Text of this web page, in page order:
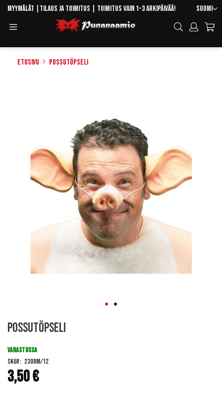
Skip
Content
Kieli
Suomi
Myymälät Tilaus ja toimitus | Toimitus vain 1-3 arkipäivää!
Hae
Etusivu Possutöpseli
to
beginning
the
images
gallery
Possutöpseli
3,50 €
VARASTOSSA
SKU
2308M/12